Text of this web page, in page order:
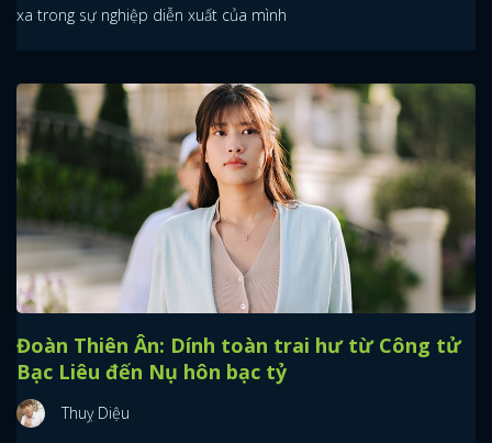
xa trong sự nghiệp diễn xuất của mình
Đoàn Thiên Ân: Dính toàn trai hư từ Công tử
Bạc Liêu đến Nụ hôn bạc tỷ
Thuỵ Diệu